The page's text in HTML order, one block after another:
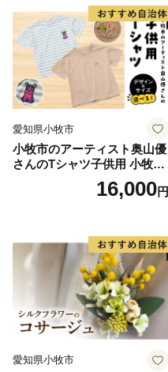
愛知県小牧市
小牧市のアーティスト奥山優
さんのTシャツ子供用 小牧市
16,000円
愛知県小牧市